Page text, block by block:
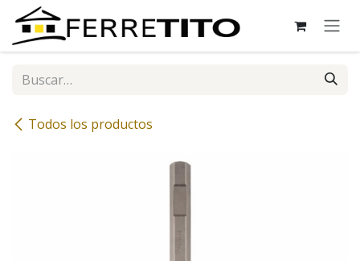
Ir al contenido
Todos los productos